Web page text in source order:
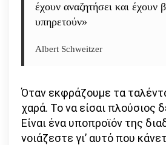
έχουν αναζητήσει και έχουν
υπηρετούν»
Albert Schweitzer
Όταν εκφράζουμε τα
χαρά. Το να είσαι πλούσιος
Είναι ένα υποπροϊόν της
νοιάζεστε γι’ αυτό που